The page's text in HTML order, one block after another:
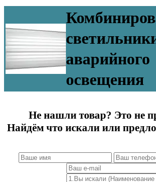
аварийного
освещения
Не нашли товар? Это не
Найдём что искали или